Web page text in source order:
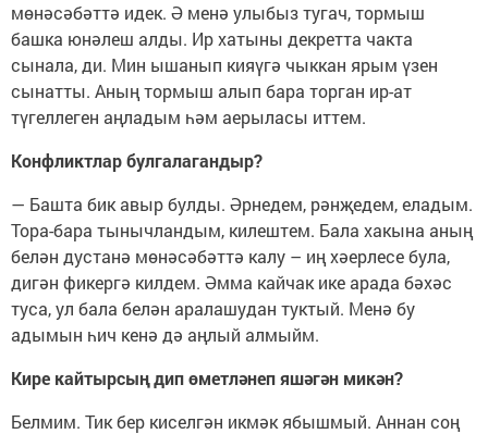
мөнәсәбәттә идек. Ә менә улыбыз тугач, тормыш
башка юнәлеш алды. Ир хатыны декретта чакта
сынала, ди. Мин ышанып кияүгә чыккан ярым үзен
сынатты. Аның тормыш алып бара торган ир-ат
түгеллеген аңладым һәм аерыласы иттем.
Конфликтлар булгалагандыр?
— Башта бик авыр булды. Әрнедем, рәнҗедем, еладым.
Тора-бара тынычландым, килештем. Бала хакына аның
белән дустанә мөнәсәбәттә калу – иң хәерлесе була,
дигән фикергә килдем. Әмма кайчак ике арада бәхәс
туса, ул бала белән аралашудан туктый. Менә бу
адымын һич кенә дә аңлый алмыйм.
Кире кайтырсың дип өметләнеп яшәгән микән?
Белмим. Тик бер киселгән икмәк ябышмый. Аннан соң